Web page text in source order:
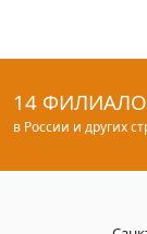
14
в России и других